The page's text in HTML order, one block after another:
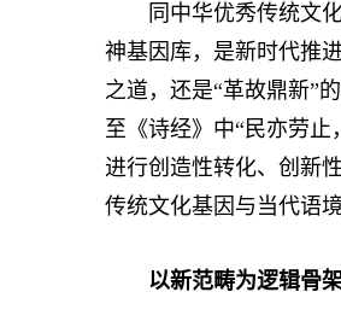
同中华优秀传统文化
神基因库，是新时代推
之道，还是“革故鼎新”
至《诗经》中“民亦劳
进行创造性转化、创新
传统文化基因与当代语
以新范畴为逻辑骨